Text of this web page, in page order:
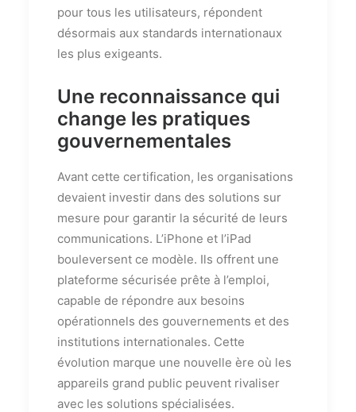
pour tous les utilisateurs, répondent
désormais aux standards internationaux
les plus exigeants.
Une reconnaissance qui
change les pratiques
gouvernementales
Avant cette certification, les organisations
devaient investir dans des solutions sur
mesure pour garantir la sécurité de leurs
communications. L’iPhone et l’iPad
bouleversent ce modèle. Ils offrent une
plateforme sécurisée prête à l’emploi,
capable de répondre aux besoins
opérationnels des gouvernements et des
institutions internationales. Cette
évolution marque une nouvelle ère où les
appareils grand public peuvent rivaliser
avec les solutions spécialisées.